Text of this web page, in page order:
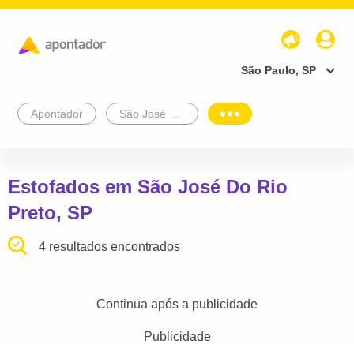
São Paulo, SP
Apontador
Estofados em São José Do Rio
Preto, SP
4 resultados encontrados
Continua após a publicidade
Publicidade